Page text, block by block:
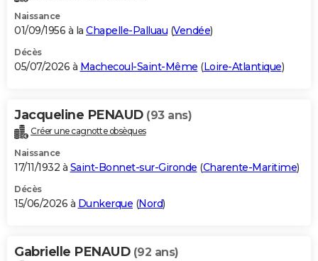
Naissance
01/09/1956 à la Chapelle-Palluau (Vendée)
Décès
05/07/2026 à Machecoul-Saint-Même (Loire-Atlantique)
Jacqueline PENAUD (93 ans)
Créer une cagnotte obsèques
Naissance
17/11/1932 à Saint-Bonnet-sur-Gironde (Charente-Maritime)
Décès
15/06/2026 à Dunkerque (Nord)
Gabrielle PENAUD (92 ans)